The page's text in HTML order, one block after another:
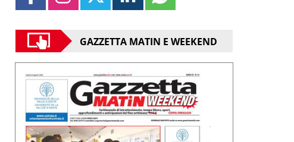
GAZZETTA MATIN E WEEKEND